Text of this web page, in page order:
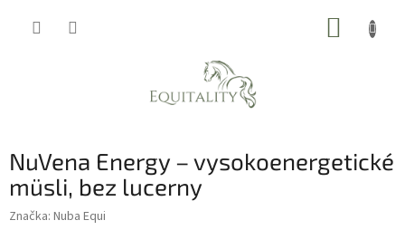
NuVena Energy – vysokoenergetické
müsli, bez lucerny
Značka: Nuba Equi